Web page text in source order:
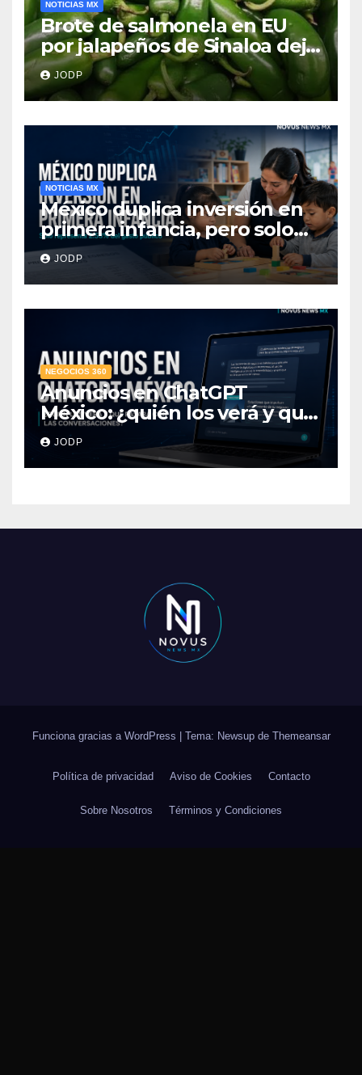
NOTICIAS MX
Brote de salmonela en EU
por jalapeños de Sinaloa deja
345 enfermos y 36
hospitalizados
JODP
NOTICIAS MX
México duplica inversión en
primera infancia, pero solo
destina 2.53% del gasto
público
JODP
NEGOCIOS 360
Anuncios en ChatGPT
México: ¿quién los verá y qué
pasará con las
conversaciones?
JODP
Funciona gracias a WordPress Tema: Newsup de Themeansar
Política de privacidad Aviso de Cookies Contacto
Sobre Nosotros Términos y Condiciones